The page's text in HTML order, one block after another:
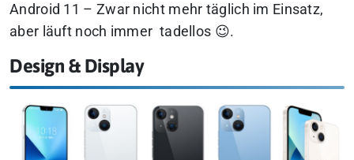
Android 11 – Zwar nicht mehr täglich im Einsatz,
aber läuft noch immer tadellos 😉.
Design & Display